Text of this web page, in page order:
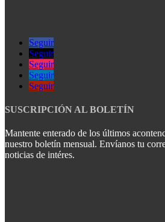
Seguir
Seguir
Seguir
Seguir
Seguir
SUSCRIPCIÓN AL BOLETÍN
Mantente enterado de los últimos
nuestro boletín mensual. Envíanos tu
noticias de intéres.